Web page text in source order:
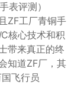
表评测）
ZF工厂青铜手
核心技术和积
带来真正的终
知道ZF厂，其
飞行员